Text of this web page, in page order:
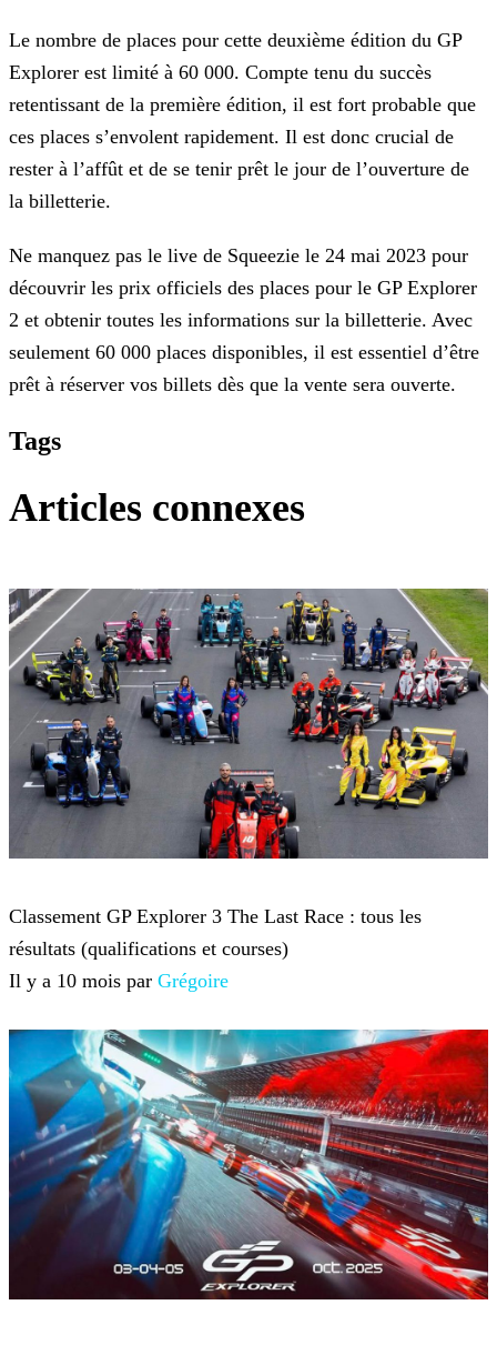
Le nombre de places pour cette deuxième édition du GP
Explorer est limité à 60 000. Compte tenu du succès
retentissant de la première édition, il est fort probable que
ces places s’envolent rapidement. Il est donc crucial de
rester à l’affût et de se tenir prêt le jour de l’ouverture de
la billetterie.
Ne manquez pas le live de Squeezie le 24 mai 2023 pour
découvrir les prix officiels des places pour le GP Explorer
2 et obtenir toutes les informations sur la billetterie. Avec
seulement 60 000 places disponibles, il est essentiel d’être
prêt à réserver vos billets dès que la vente sera ouverte.
Tags
Articles connexes
Classement GP Explorer 3 The Last Race : tous les
résultats (qualifications et courses)
Il y a 10 mois par Grégoire